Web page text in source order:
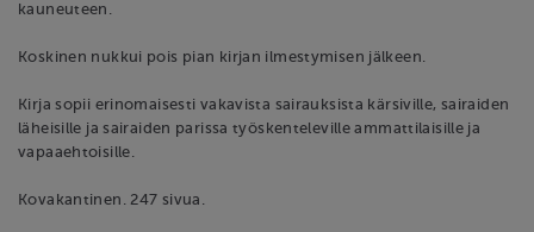
kauneuteen.
Koskinen nukkui pois pian kirjan ilmestymisen jälkeen.
Kirja sopii erinomaisesti vakavista sairauksista kärsiville, sairaiden
läheisille ja sairaiden parissa työskenteleville ammattilaisille ja
vapaaehtoisille.
Kovakantinen. 247 sivua.